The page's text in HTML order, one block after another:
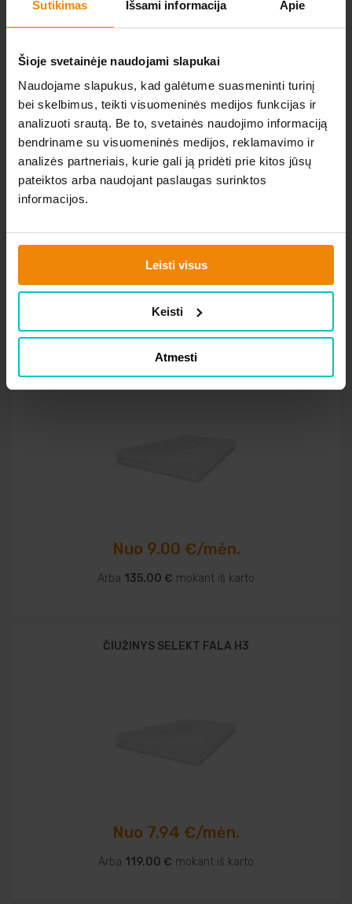
Sutikimas Išsami informacija Apie
Šioje svetainėje naudojami slapukai
Naudojame slapukus, kad galėtume suasmeninti turinį
bei skelbimus, teikti visuomeninės medijos funkcijas ir
analizuoti srautą. Be to, svetainės naudojimo informaciją
bendriname su visuomeninės medijos, reklamavimo ir
analizės partneriais, kurie gali ją pridėti prie kitos jūsų
pateiktos arba naudojant paslaugas surinktos
informacijos.
Leisti visus
Keisti
Atmesti
patogiai visiems, ypač tiems, kurie serga
alergijomis.
aukštį bei užvalkalo spalvą. Čiužinys yra
tinkamas tiek vasarai, tiek žiemai, užtikrinantis
malonų miegą nepriklausomai nuo sezono.
Aukštos kokybės medžiagos, naudojamos šio
čiužinio gamyboje, turi OEKO-TEX® sertifikatą,
todėl galite būti tikri, kad jose nėra kenksmingų
medžiagų. Tai leidžia ne tik pajusti išskirtinį
komfortą, bet ir jaustis saugiai.
Panašios prekės
ČIUŽINYS SELEKT FALA H3
Nuo 9.00 €/mėn.
Arba 135.00 € mokant iš karto
ČIUŽINYS SELEKT FALA H3
Nuo 7.94 €/mėn.
Arba 119.00 € mokant iš karto